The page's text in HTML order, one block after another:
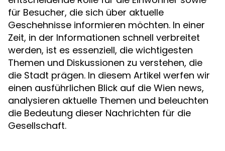
für Besucher, die sich über aktuelle
Geschehnisse informieren möchten. In einer
Zeit, in der Informationen schnell verbreitet
werden, ist es essenziell, die wichtigesten
Themen und Diskussionen zu verstehen, die
die Stadt prägen. In diesem Artikel werfen wir
einen ausführlichen Blick auf die Wien news,
analysieren aktuelle Themen und beleuchten
die Bedeutung dieser Nachrichten für die
Gesellschaft.